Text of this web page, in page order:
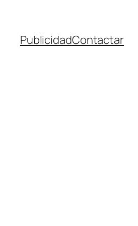
PublicidadContactar